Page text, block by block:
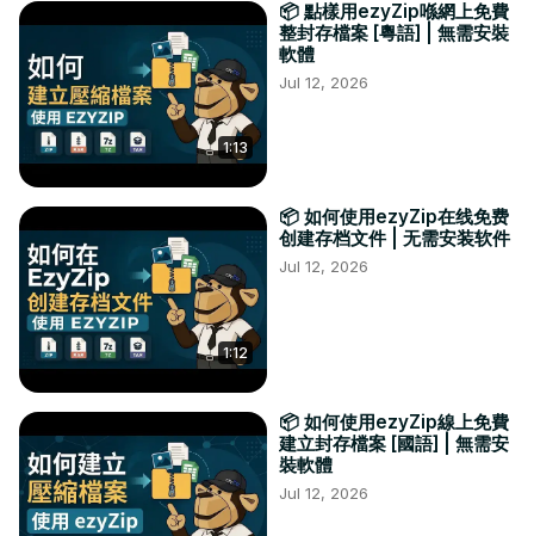
1:13
📦 點樣用ezyZip喺網上免費
整封存檔案 [粵語] | 無需安裝
軟體
Jul 12, 2026
1:12
📦 如何使用ezyZip在线免费
创建存档文件 | 无需安装软件
Jul 12, 2026
📦 如何使用ezyZip線上免費
建立封存檔案 [國語] | 無需安
裝軟體
Jul 12, 2026